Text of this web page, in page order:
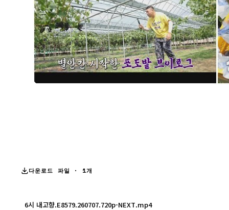
다운로드 파일 · 1개
6시 내고향.E8579.260707.720p-NEXT.mp4